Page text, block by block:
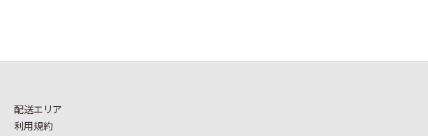
配送エリア
利用規約